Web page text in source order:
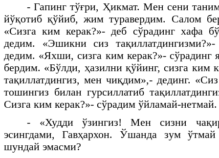
- Гапинг тўғри, Ҳикмат. Мен сени
йўқотиб қўйиб, жим туравердим. Салом
«Сизга ким керак?»- деб сўрадинг хафа
дедим. «Эшикни сиз
дедим. «Яхши, сизга ким керак?»- сўрадинг
бердим. «Бўлди, ҳазилни қўйинг, сизга ким
тақиллатдингиз, мен чиқдим»,- дединг.
тошингиз билан гурсиллатиб
Сизга ким керак?»- сўрадим ўйламай-нетмай.
- «Худди ўзингиз! Мен сизни
эсингдами, Гавҳархон. Ўшанда зум
шундай эмасми?